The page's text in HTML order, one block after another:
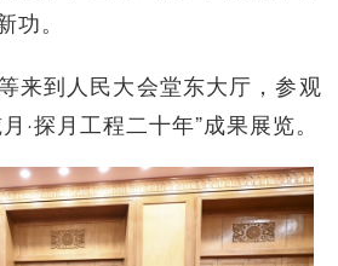
。
到人民大会堂东大厅，参观
·探月工程二十年”成果展览。